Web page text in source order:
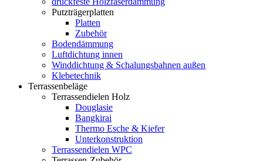
Putzträgerplatten
Platten
Zubehör
Bodendämmung
Luftdichtung innen
Winddichtung & Schalungsbahnen außen
Klebetechnik
Terrassenbeläge
Terrassendielen Holz
Douglasie
Bangkirai
Thermo Esche & Kiefer
Unterkonstruktion
Terrassendielen WPC